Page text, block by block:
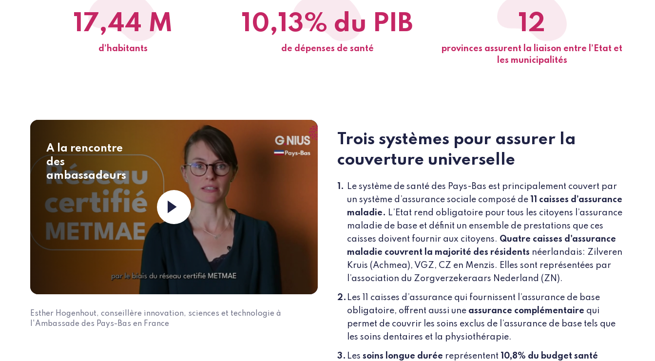
17,44 M
d’habitants
10,13% du PIB
de dépenses de santé
12
provinces assurent la liaison entre l’Etat et
les municipalités
Trois systèmes pour assurer la
couverture universelle
Le système de santé des Pays-Bas est principalement couvert par
un système d’assurance sociale composé de 11 caisses d’assurance
maladie. L’Etat rend obligatoire pour tous les citoyens l’assurance
maladie de base et définit un ensemble de prestations que ces
caisses doivent fournir aux citoyens. Quatre caisses d'assurance
maladie couvrent la majorité des résidents néerlandais: Zilveren
Kruis (Achmea), VGZ, CZ en Menzis. Elles sont représentées par
l’association du Zorgverzekeraars Nederland (ZN).
Les 11 caisses d’assurance qui fournissent l’assurance de base
obligatoire, offrent aussi une assurance complémentaire qui
permet de couvrir les soins exclus de l’assurance de base tels que
les soins dentaires et la physiothérapie.
Les soins longue durée représentent 10,8% du budget santé
A la rencontre
des
ambassadeurs
Launch the video " A la rencontre des ambassadeurs "
Esther Hogenhout, conseillère innovation, sciences et technologie à
l'Ambassade des Pays-Bas en France